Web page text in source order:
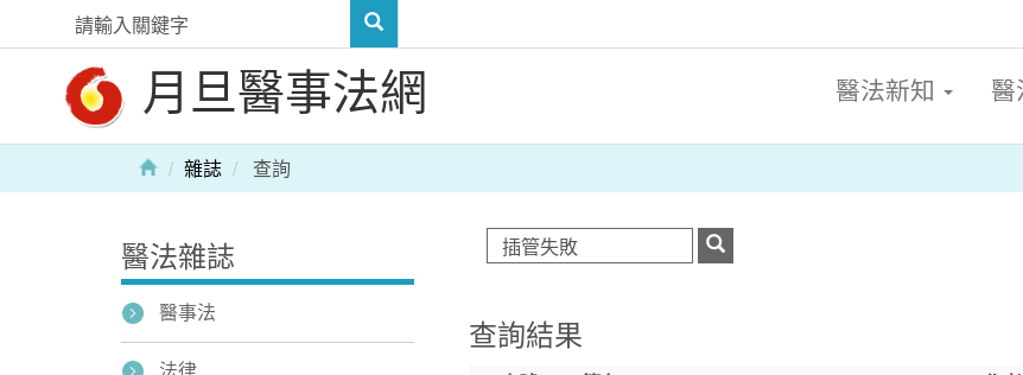
月旦醫事法網 醫法新知 醫
雜誌 查詢
查詢結果
醫法雜誌
醫事法
法律